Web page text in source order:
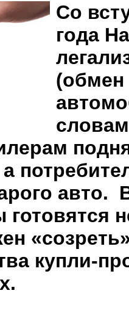
Со
года
(обмен
авто.
купли-